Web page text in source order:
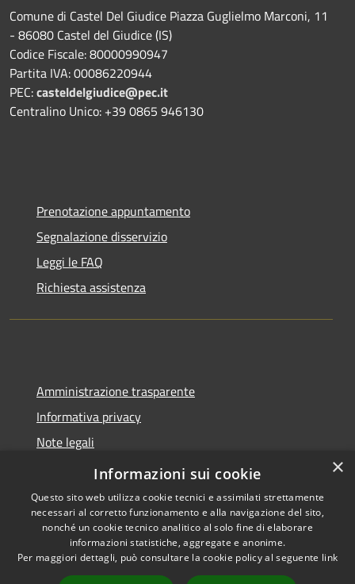
Comune di Castel Del Giudice Piazza Guglielmo Marconi, 11
- 86080 Castel del Giudice (IS)
Codice Fiscale: 80000990947
Partita IVA: 00086220944
PEC:casteldelgiudice@pec.it
Centralino Unico: +39 0865 946130
Prenotazione appuntamento
Segnalazione disservizio
Leggi le FAQ
Richiesta assistenza
Amministrazione trasparente
Informativa privacy
Note legali
Dichiarazione di accessibilità
Accessibilità
Copyright © 2026 • Comune di
Castel del Giudice • Powered by
×
Informazioni sui cookie
Questo sito web utilizza cookie tecnici e assimilati strettamente
necessari al corretto funzionamento e alla navigazione del sito,
nonché un cookie tecnico analitico al solo fine di elaborare
informazioni statistiche, aggregate e anonime.
Per maggiori dettagli, può consultare la cookie policy al seguente link